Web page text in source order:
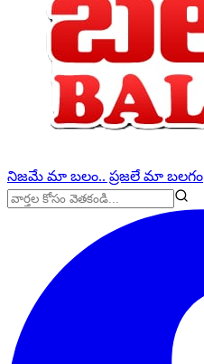
నిజమే మా బలం.. ప్రజలే మా బలగం